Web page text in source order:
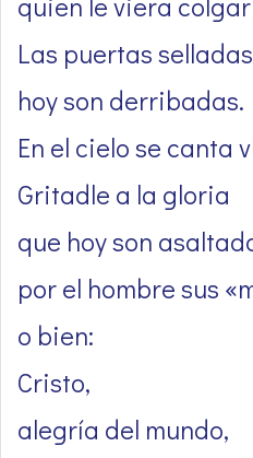
Las puertas selladas
hoy son derribadas.
En el cielo se canta
Gritadle a la gloria
que hoy son
por el hombre sus
o bien:
Cristo,
alegría del mundo,